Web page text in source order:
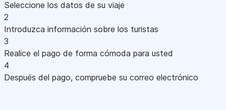
Seleccione los datos de su viaje
2
Introduzca información sobre los turistas
3
Realice el pago de forma cómoda para usted
4
Después del pago, compruebe su correo electrónico